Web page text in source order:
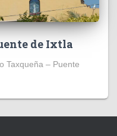
de Ixtla
Taxqueña – Puente